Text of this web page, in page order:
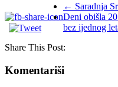
← Saradnja
Deni obišla
bez ijednog
Share This Post:
Komentariši